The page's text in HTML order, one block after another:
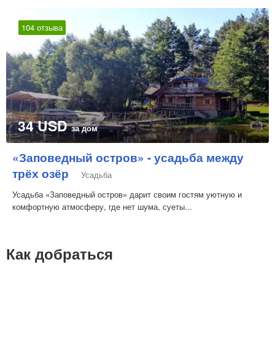
104 отзыва
34 USDза дом
«Заповедный остров» - усадьба между
трёх озёр
Усадьба
Усадьба «Заповедный остров» дарит своим гостям уютную и
комфортную атмосферу, где нет шума, суеты...
Как добраться